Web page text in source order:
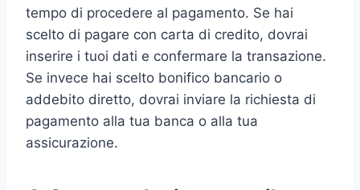
tempo di procedere al pagamento. Se hai
scelto di pagare con carta di credito, dovrai
inserire i tuoi dati e confermare la transazione.
Se invece hai scelto bonifico bancario o
addebito diretto, dovrai inviare la richiesta di
pagamento alla tua banca o alla tua
assicurazione.